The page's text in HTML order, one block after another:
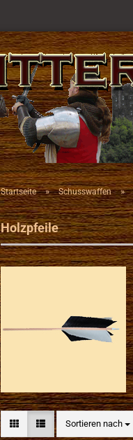
Startseite » Schusswaffen »
Holzpfeile
Sortieren nach
Sortieren nach